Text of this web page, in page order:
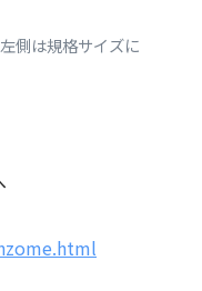
側は規格サイズに